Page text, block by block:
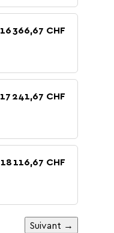
16 366,67 CHF
17 241,67 CHF
18 116,67 CHF
Suivant →